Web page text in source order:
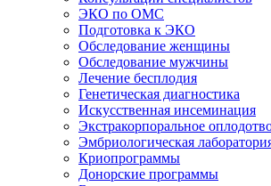
ЭКО по ОМС
Подготовка к ЭКО
Обследование женщины
Обследование мужчины
Лечение бесплодия
Генетическая диагностика
Искусственная инсеминация
Экстракорпоральное
Эмбриологическая
Криопрограммы
Донорские программы